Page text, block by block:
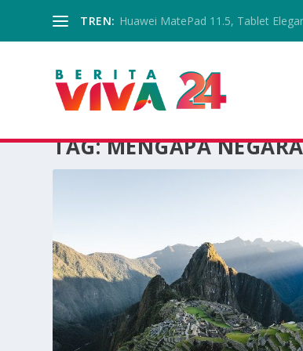
TREN: Huawei MatePad 11.5, Tablet
TAG:MENGAPA